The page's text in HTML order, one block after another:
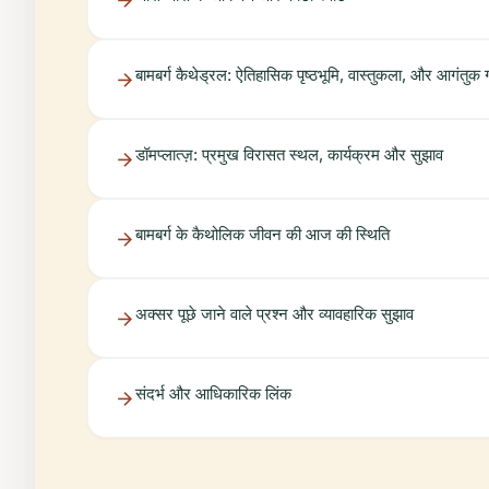
बामबर्ग कैथेड्रल: ऐतिहासिक पृष्ठभूमि, वास्तुकला, और आगंतुक
डॉमप्लात्ज़: प्रमुख विरासत स्थल, कार्यक्रम और सुझाव
बामबर्ग के कैथोलिक जीवन की आज की स्थिति
अक्सर पूछे जाने वाले प्रश्न और व्यावहारिक सुझाव
संदर्भ और आधिकारिक लिंक